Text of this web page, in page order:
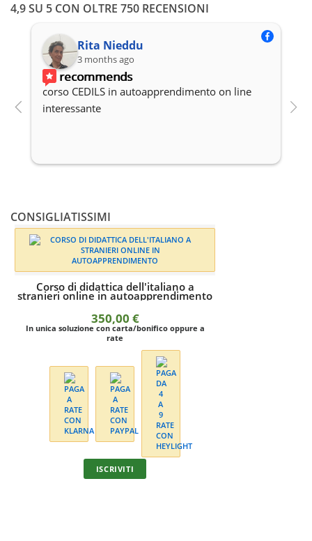
4,9 SU 5 CON OLTRE 750 RECENSIONI
Rita Nieddu
3 months ago
recommends
corso CEDILS in autoapprendimento on line
interessante
CONSIGLIATISSIMI
Corso di didattica dell'italiano a
stranieri online in autoapprendimento
350,00 €
In unica soluzione con carta/bonifico oppure a
rate
ISCRIVITI